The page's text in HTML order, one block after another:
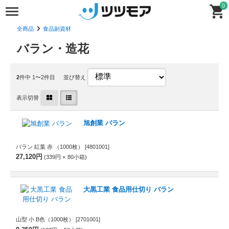
0
全商品 食品副資材
バラン・造花
2件中 1〜2件目 並び替え
表示切替
旭創業 バラン
バラン 紅葉 赤 （1000枚） [4801001]
27,120円 339円 80小箱
大黒工業 食品用仕切り バラン
山型 小 B色（1000枚） [2701001]